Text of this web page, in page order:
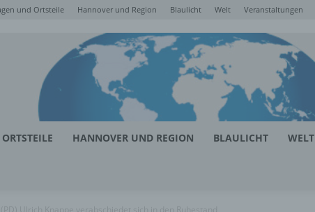
und Ortsteile Hannover und Region Blaulicht Welt Veranstaltungen
HANNOVER UND REGION BLAULICHT WELT